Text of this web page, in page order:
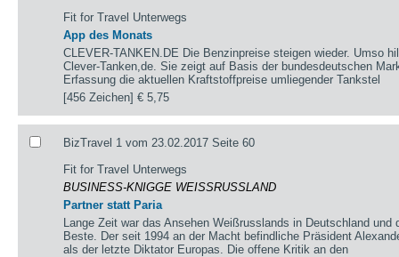
Fit for Travel Unterwegs
App des Monats
CLEVER-TANKEN.DE Die Benzinpreise steigen wieder. Umso
Clever-Tanken,de. Sie zeigt auf Basis der bundesdeutschen
Erfassung die aktuellen Kraftstoffpreise umliegender Tankstel
[456 Zeichen]€ 5,75
BizTravel 1 vom 23.02.2017 Seite 60
Fit for Travel Unterwegs
BUSINESS-KNIGGE WEISSRUSSLAND
Partner statt Paria
Lange Zeit war das Ansehen Weißrusslands in Deutschland und
Beste. Der seit 1994 an der Macht befindliche Präsident
als der letzte Diktator Europas. Die offene Kritik an den